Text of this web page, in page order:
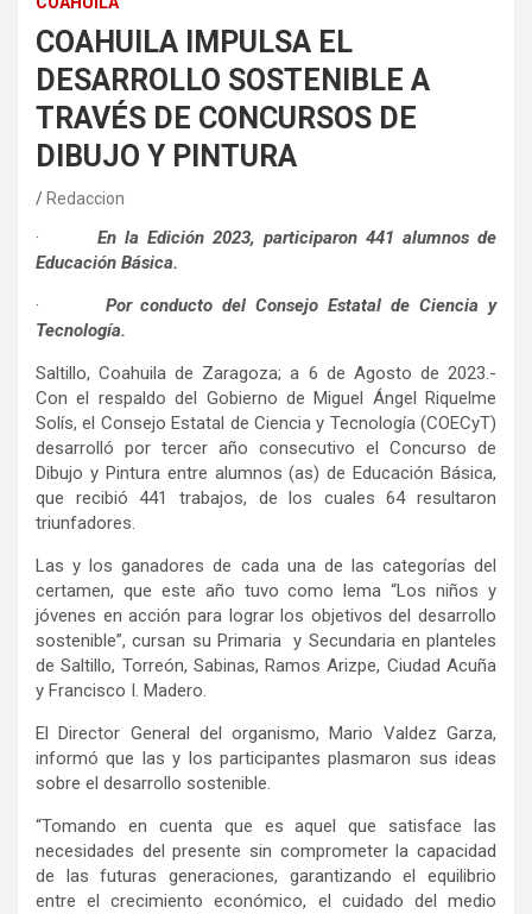
COAHUILA IMPULSA EL
DESARROLLO SOSTENIBLE A
TRAVÉS DE CONCURSOS DE
DIBUJO Y PINTURA
Redaccion
·
En la Edición 2023, participaron 441 alumnos de
Educación Básica.
·
Por conducto del Consejo Estatal de Ciencia y
Tecnología.
Saltillo, Coahuila de Zaragoza; a 6 de Agosto de 2023.-
Con el respaldo del Gobierno de Miguel Ángel Riquelme
Solís, el Consejo Estatal de Ciencia y Tecnología (COECyT)
desarrolló por tercer año consecutivo el Concurso de
Dibujo y Pintura entre alumnos (as) de Educación Básica,
que recibió 441 trabajos, de los cuales 64 resultaron
triunfadores.
Las y los ganadores de cada una de las categorías del
certamen, que este año tuvo como lema “Los niños y
jóvenes en acción para lograr los objetivos del desarrollo
sostenible”, cursan su Primaria y Secundaria en planteles
de Saltillo, Torreón, Sabinas, Ramos Arizpe, Ciudad Acuña
y Francisco I. Madero.
El Director General del organismo, Mario Valdez Garza,
informó que las y los participantes plasmaron sus ideas
sobre el desarrollo sostenible.
“Tomando en cuenta que es aquel que satisface las
necesidades del presente sin comprometer la capacidad
de las futuras generaciones, garantizando el equilibrio
entre el crecimiento económico, el cuidado del medio